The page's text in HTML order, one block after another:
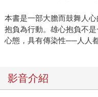
本書是一部大膽而鼓舞人
抱負為行動。雄心抱負不
心態，具有傳染性──人人
影音介紹